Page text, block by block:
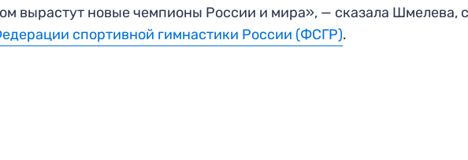
вырастут новые чемпионы России и мира», — сказала Шмелева,
спортивной гимнастики России (ФСГР).